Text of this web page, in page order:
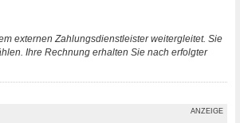
externen Zahlungsdienstleister weitergleitet. Sie
Ihre Rechnung erhalten Sie nach erfolgter
ANZEIGE